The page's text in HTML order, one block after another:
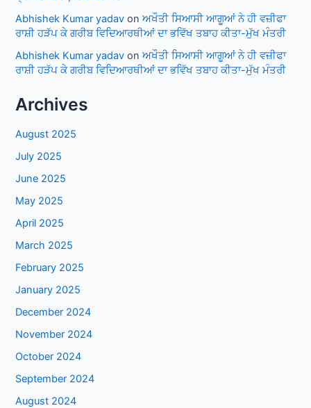
Abhishek Kumar yadav onਅਖੌਤੀ ਸਿਆਸੀ ਆਗੂਆਂ ਨੇ ਹੀ ਵਜ਼ੀਫਾ
ਰਾਸ਼ੀ ਹੜੱਪ ਕੇ ਗਰੀਬ ਵਿਦਿਆਰਥੀਆਂ ਦਾ ਭਵਿੱਖ ਤਬਾਹ ਕੀਤਾ-ਮੁੱਖ ਮੰਤਰੀ
Abhishek Kumar yadav onਅਖੌਤੀ ਸਿਆਸੀ ਆਗੂਆਂ ਨੇ ਹੀ ਵਜ਼ੀਫਾ
ਰਾਸ਼ੀ ਹੜੱਪ ਕੇ ਗਰੀਬ ਵਿਦਿਆਰਥੀਆਂ ਦਾ ਭਵਿੱਖ ਤਬਾਹ ਕੀਤਾ-ਮੁੱਖ ਮੰਤਰੀ
Archives
August 2025
July 2025
June 2025
May 2025
April 2025
March 2025
February 2025
January 2025
December 2024
November 2024
October 2024
September 2024
August 2024